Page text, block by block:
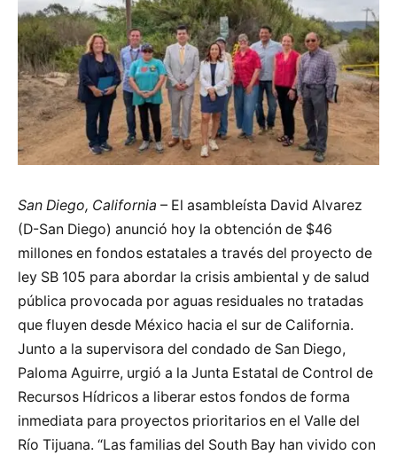
San Diego, California – El asambleísta David Alvarez
(D-San Diego) anunció hoy la obtención de $46
millones en fondos estatales a través del proyecto de
ley SB 105 para abordar la crisis ambiental y de salud
pública provocada por aguas residuales no tratadas
que fluyen desde México hacia el sur de California.
Junto a la supervisora del condado de San Diego,
Paloma Aguirre, urgió a la Junta Estatal de Control de
Recursos Hídricos a liberar estos fondos de forma
inmediata para proyectos prioritarios en el Valle del
Río Tijuana. “Las familias del South Bay han vivido con